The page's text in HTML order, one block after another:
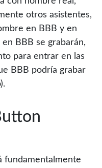
otros asistentes,
en BBB y en
en BBB se grabarán,
para entrar en las
BBB podría grabar
fundamentalmente